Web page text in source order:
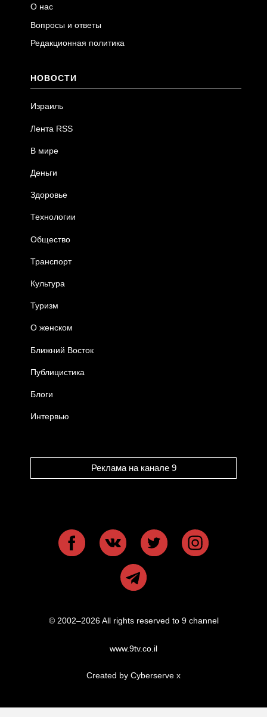
О нас
Вопросы и ответы
Редакционная политика
НОВОСТИ
Израиль
Лента RSS
В мире
Деньги
Здоровье
Технологии
Общество
Транспорт
Культура
Туризм
О женском
Ближний Восток
Публицистика
Блоги
Интервью
Реклама на канале 9
© 2002–2026 All rights reserved to 9 channel
www.9tv.co.il
Created by Cyberserve x